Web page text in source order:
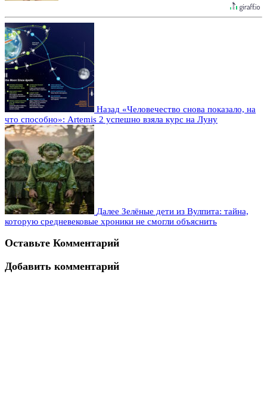
Назад «Человечество снова показало, на
что способно»: Artemis 2 успешно взяла курс на Луну
Далее Зелёные дети из Вулпита: тайна,
которую средневековые хроники не смогли объяснить
Оставьте Комментарий
Добавить комментарий